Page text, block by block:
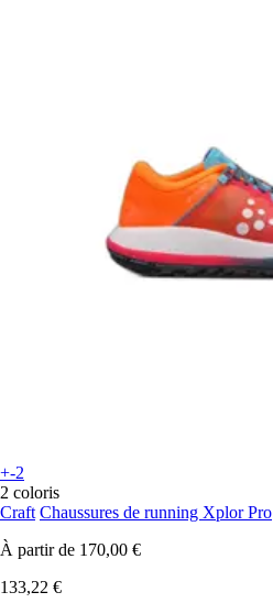
+-2
2 coloris
Craft Chaussures de running Xplor Pro
À partir de 170,00 €
133,22 €